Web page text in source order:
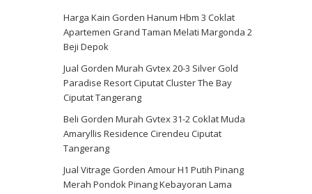
Harga Kain Gorden Hanum Hbm 3 Coklat
Apartemen Grand Taman Melati Margonda 2
Beji Depok
Jual Gorden Murah Gvtex 20-3 Silver Gold
Paradise Resort Ciputat Cluster The Bay
Ciputat Tangerang
Beli Gorden Murah Gvtex 31-2 Coklat Muda
Amaryllis Residence Cirendeu Ciputat
Tangerang
Jual Vitrage Gorden Amour H1 Putih Pinang
Merah Pondok Pinang Kebayoran Lama